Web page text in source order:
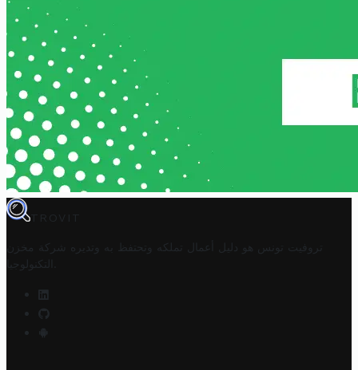
TROVIT
تروفيت تونس هو دليل أعمال تملكه وتحتفظ به وتديره
شركة مخزن
التكنولوجيا